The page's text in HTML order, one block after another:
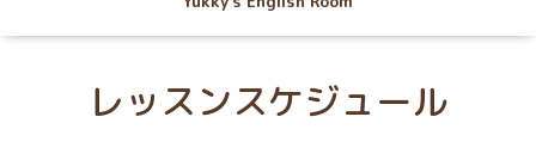
レッスンスケジュール